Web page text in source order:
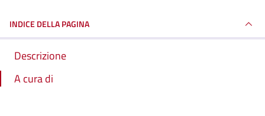
INDICE DELLA PAGINA
Descrizione
A cura di